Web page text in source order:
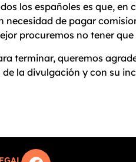
los españoles es que, en
necesidad de pagar
procuremos no tener
terminar, queremos
la divulgación y con su